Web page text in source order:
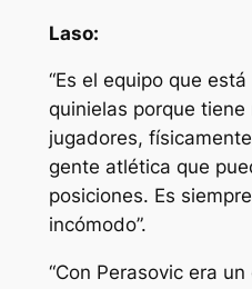
Laso:
“Es el equipo que
quinielas porque tiene
jugadores,
gente atlética que
posiciones. Es
incómodo”.
“Con Perasovic era